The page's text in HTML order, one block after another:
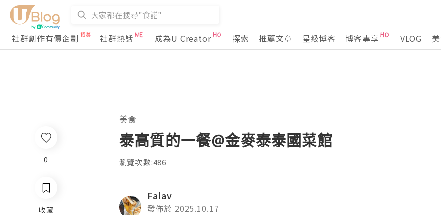
社群創作有價企劃
社群熱話 成為U Creator 探索 推薦文章 星級博客 博客專享 VLOG
0
收藏
美食
泰高質的一餐@金麥泰泰國菜館
瀏覽次數:486
Falav
發佈於 2025.10.17